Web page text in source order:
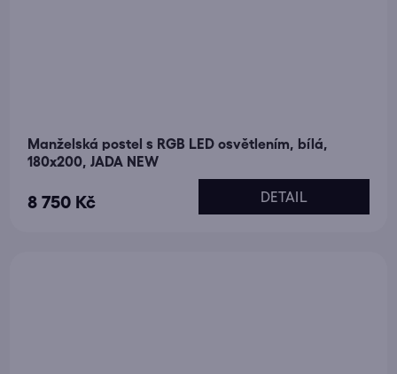
Manželská postel s RGB LED osvětlením, bílá,
180x200, JADA NEW
8 750 Kč DETAIL